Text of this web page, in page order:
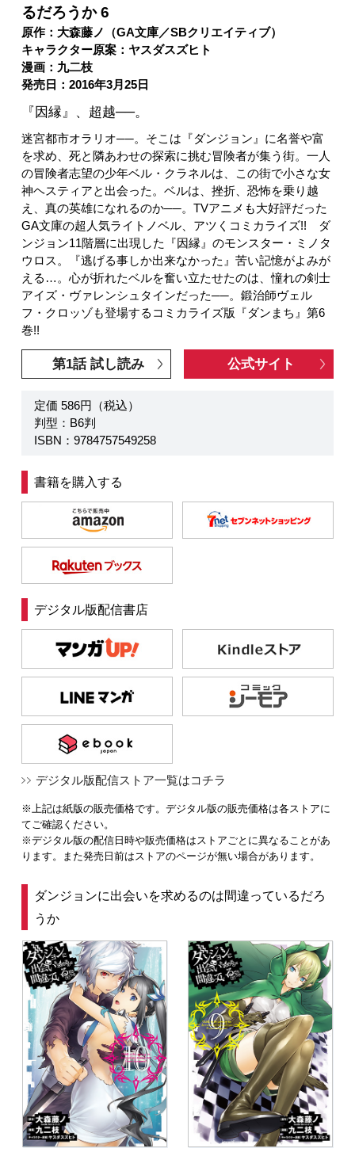
るだろうか 6
原作：大森藤ノ（GA文庫／SBクリエイティブ）
キャラクター原案：ヤスダスズヒト
漫画：九二枝
発売日：2016年3月25日
『因縁』、超越──。
迷宮都市オラリオ──。そこは『ダンジョン』に名誉や富
を求め、死と隣あわせの探索に挑む冒険者が集う街。一人
の冒険者志望の少年ベル・クラネルは、この街で小さな女
神ヘスティアと出会った。ベルは、挫折、恐怖を乗り越
え、真の英雄になれるのか──。TVアニメも大好評だった
GA文庫の超人気ライトノベル、アツくコミカライズ!! ダ
ンジョン11階層に出現した『因縁』のモンスター・ミノタ
ウロス。『逃げる事しか出来なかった』苦い記憶がよみが
える…。心が折れたベルを奮い立たせたのは、憧れの剣士
アイズ・ヴァレンシュタインだった──。鍛治師ヴェル
フ・クロッゾも登場するコミカライズ版『ダンまち』第6
巻!!
第1話 試し読み 公式サイト
定価 586円（税込）
判型：B6判
ISBN：9784757549258
書籍を購入する
デジタル版配信書店
デジタル版配信ストア一覧はコチラ
※上記は紙版の販売価格です。デジタル版の販売価格は各ストアに
てご確認ください。
※デジタル版の配信日時や販売価格はストアごとに異なることがあ
ります。また発売日前はストアのページが無い場合があります。
ダンジョンに出会いを求めるのは間違っているだろ
うか